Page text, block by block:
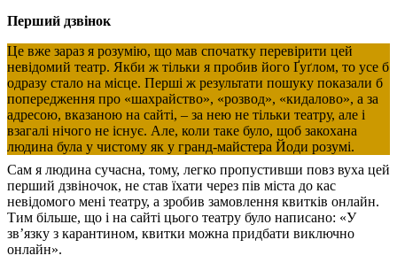
Перший дзвінок
Це вже зараз я розумію, що мав спочатку перевірити цей
невідомий театр. Якби ж тільки я пробив його Ґуґлом, то усе б
одразу стало на місце. Перші ж результати пошуку показали б
попередження про «шахрайство», «розвод», «кидалово», а за
адресою, вказаною на сайті, – за нею не тільки театру, але і
взагалі нічого не існує. Але, коли таке було, щоб закохана
людина була у чистому як у гранд-майстера Йоди розумі.
Сам я людина сучасна, тому, легко пропустивши повз вуха цей
перший дзвіночок, не став їхати через пів міста до кас
невідомого мені театру, а зробив замовлення квитків онлайн.
Тим більше, що і на сайті цього театру було написано: «У
зв’язку з карантином, квитки можна придбати виключно
онлайн».